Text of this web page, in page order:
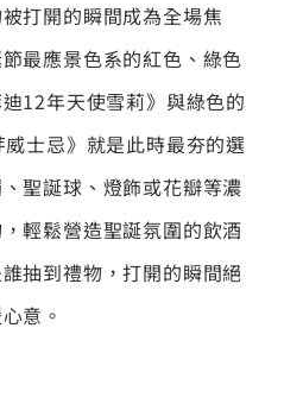
打開的瞬間成為全場焦
最應景色系的紅色、綠色
12年天使雪莉》與綠色的
威士忌》就是此時最夯的選
聖誕球、燈飾或花瓣等濃
輕鬆營造聖誕氛圍的飲酒
抽到禮物，打開的瞬間絕
意。